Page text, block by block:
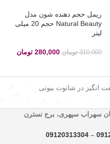
ریمل حجم دهنده شون مدل
Natural Beauty حجم 20 میلی
لیتر
310,000 تومان 280,000 تومان
انگیز در شاتوت بیوتی
سهراب سپهری، برج نسترن
–
09120313304